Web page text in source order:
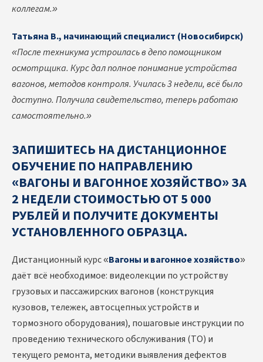
коллегам.»
Татьяна В., начинающий специалист (Новосибирск)
«После техникума устроилась в депо помощником
осмотрщика. Курс дал полное понимание устройства
вагонов, методов контроля. Училась 3 недели, всё было
доступно. Получила свидетельство, теперь работаю
самостоятельно.»
ЗАПИШИТЕСЬ НА ДИСТАНЦИОННОЕ
ОБУЧЕНИЕ ПО НАПРАВЛЕНИЮ
«ВАГОНЫ И ВАГОННОЕ ХОЗЯЙСТВО» ЗА
2 НЕДЕЛИ СТОИМОСТЬЮ ОТ 5 000
РУБЛЕЙ И ПОЛУЧИТЕ ДОКУМЕНТЫ
УСТАНОВЛЕННОГО ОБРАЗЦА.
Дистанционный курс «Вагоны и вагонное хозяйство»
даёт всё необходимое: видеолекции по устройству
грузовых и пассажирских вагонов (конструкция
кузовов, тележек, автосцепных устройств и
тормозного оборудования), пошаговые инструкции по
проведению технического обслуживания (ТО) и
текущего ремонта, методики выявления дефектов